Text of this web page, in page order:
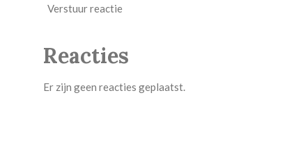
Verstuur reactie
Reacties
Er zijn geen reacties geplaatst.